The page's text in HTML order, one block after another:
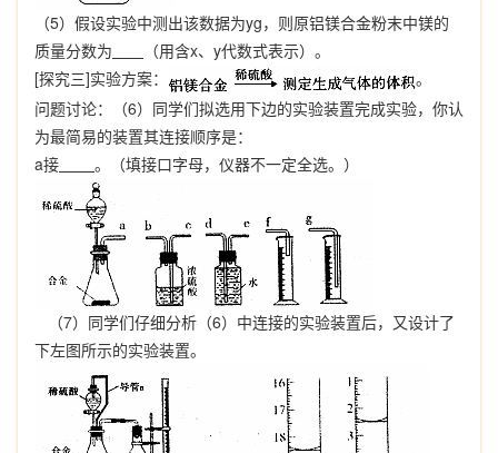
（5）假设实验中测出该数据为yg，则原铝镁合金粉末中镁的
质量分数为
（用含x、 y代数式表示）。
[探究三]实验方案：
。
问题讨论：（6）同学们拟选用下边的实验装置完成实验，你认
为最简易的装置其连接顺序是：
a接 。（填接口字母，仪器不一定全选。）
（7）同学们仔细分析（6）中连接的实验装置后，又设计了
下左图所示的实验装置。